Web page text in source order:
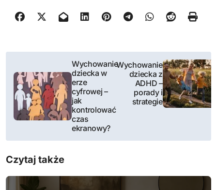
w
g
a
c
Wychowanie
dziecka w
erze
cyfrowej –
jak
kontrolować
czas
ekranowy?
Wychowanie
dziecka z
ADHD –
porady i
strategie
Czytaj także